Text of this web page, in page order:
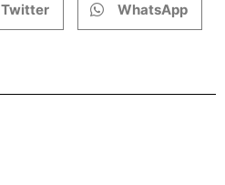
Twitter WhatsApp